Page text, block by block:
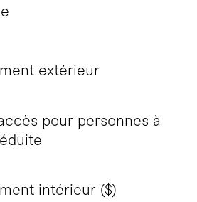
extérieur
pour personnes à
intérieur ($)